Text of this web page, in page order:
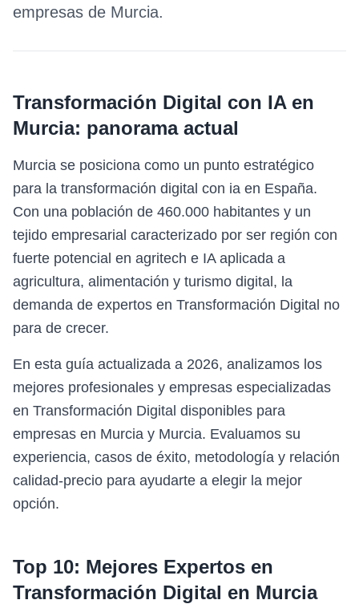
empresas de Murcia.
Transformación Digital con IAen
Murcia: panorama actual
Murcia se posiciona como un punto estratégico
para la transformación digital con ia en España.
Con una población de 460.000 habitantes y un
tejido empresarial caracterizado por ser región con
fuerte potencial en agritech e IA aplicada a
agricultura, alimentación y turismo digital, la
demanda de expertos en Transformación Digital no
para de crecer.
En esta guía actualizada a 2026, analizamos los
mejores profesionales y empresas especializadas
en Transformación Digital disponibles para
empresas en Murcia y Murcia. Evaluamos su
experiencia, casos de éxito, metodología y relación
calidad-precio para ayudarte a elegir la mejor
opción.
Top 10: Mejores Expertos en
Transformación Digital en Murcia